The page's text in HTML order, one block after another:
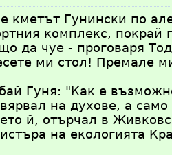
кметът Гунински по
комплекс, покрай
да чуе - проговаря
ми стол! Премале
Гуня: "Как е
на духове, а
й, отърчал в
на екологията